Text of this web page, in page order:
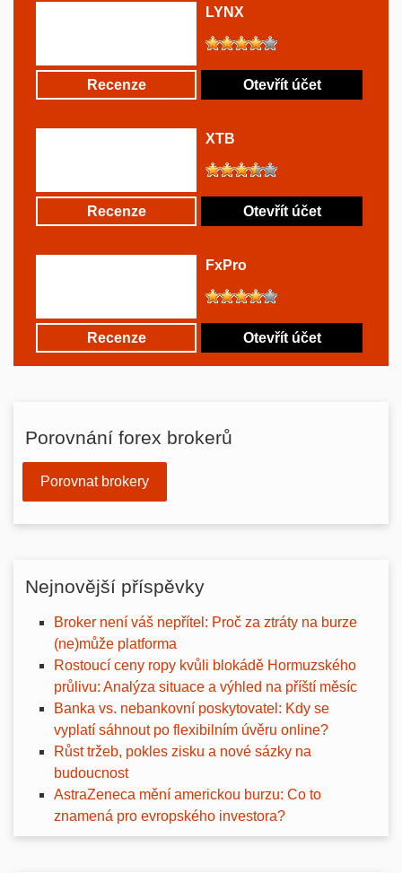
LYNX
Recenze Otevřít účet
XTB
Recenze Otevřít účet
FxPro
Recenze Otevřít účet
Porovnání forex brokerů
Porovnat brokery
Nejnovější příspěvky
Broker není váš nepřítel: Proč za ztráty na burze
(ne)může platforma
Rostoucí ceny ropy kvůli blokádě Hormuzského
průlivu: Analýza situace a výhled na příští měsíc
Banka vs. nebankovní poskytovatel: Kdy se
vyplatí sáhnout po flexibilním úvěru online?
Růst tržeb, pokles zisku a nové sázky na
budoucnost
AstraZeneca mění americkou burzu: Co to
znamená pro evropského investora?